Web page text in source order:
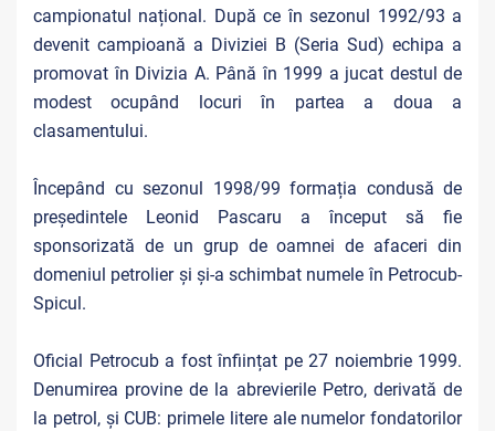
campionatul național. După ce în sezonul 1992/93 a
devenit campioană a Diviziei B (Seria Sud) echipa a
promovat în Divizia A. Până în 1999 a jucat destul de
modest ocupând locuri în partea a doua a
clasamentului.
Începând cu sezonul 1998/99 formația condusă de
președintele Leonid Pascaru a început să fie
sponsorizată de un grup de oamnei de afaceri din
domeniul petrolier și și-a schimbat numele în Petrocub-
Spicul.
Oficial Petrocub a fost înființat pe 27 noiembrie 1999.
Denumirea provine de la abrevierile Petro, derivată de
la petrol, și CUB: primele litere ale numelor fondatorilor